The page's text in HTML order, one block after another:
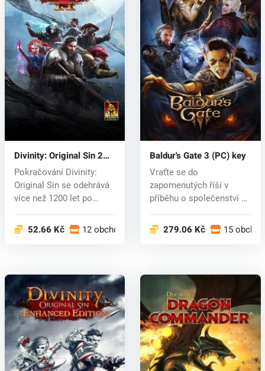
Divinity: Original Sin 2
(PC) CD key
Pokračování Divinity:
Original Sin se odehrává
více než 1200 let po
52.66 Kč 12 obchodech
Baldur's Gate 3 (PC) key
Vraťte se do
zapomenutých říší v
příběhu o společenství a
279.06 Kč 15